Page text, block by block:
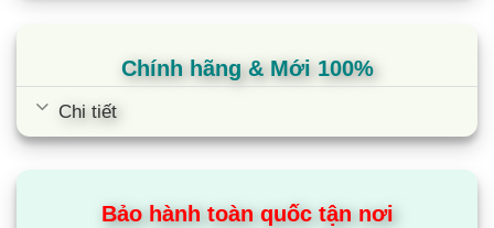
Cùng Chủ Đề:
Chính hãng & Mới 100%
Chi tiết
Bảo hành toàn quốc tận nơi